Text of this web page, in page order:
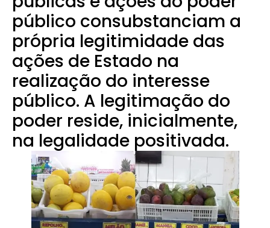
público consubstanciam a
própria legitimidade das
ações de Estado na
realização do interesse
público. A legitimação do
poder reside, inicialmente,
na legalidade positivada.